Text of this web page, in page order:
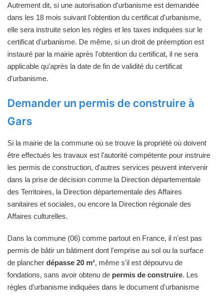
Autrement dit, si une autorisation d'urbanisme est demandée
dans les 18 mois suivant l'obtention du certificat d'urbanisme,
elle sera instruite selon les règles et les taxes indiquées sur le
certificat d'urbanisme. De même, si un droit de préemption est
instauré par la mairie après l'obtention du certificat, il ne sera
applicable qu'après la date de fin de validité du certificat
d'urbanisme.
Demander un permis de construire à
Gars
Si la mairie de la commune où se trouve la propriété où doivent
être effectués les travaux est l'autorité compétente pour instruire
les permis de construction, d'autres services peuvent intervenir
dans la prise de décision comme la Direction départementale
des Territoires, la Direction départementale des Affaires
sanitaires et sociales, ou encore la Direction régionale des
Affaires culturelles.
Dans la commune (06) comme partout en France, il n'est pas
permis de bâtir un bâtiment dont l'emprise au sol ou la surface
de plancher dépasse 20 m², même s'il est dépourvu de
fondations, sans avoir obtenu de permis de construire. Les
règles d'urbanisme indiquées dans le document d'urbanisme